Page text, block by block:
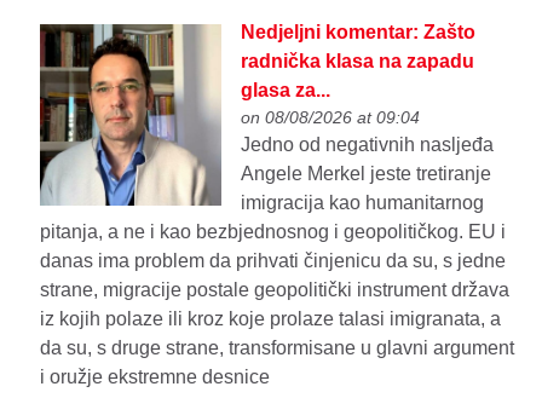
Nedjeljni komentar: Zašto
radnička klasa na zapadu
glasa za...
on 08/08/2026 at 09:04
Jedno od negativnih nasljeđa
Angele Merkel jeste tretiranje
imigracija kao humanitarnog
pitanja, a ne i kao bezbjednosnog i geopolitičkog. EU i
danas ima problem da prihvati činjenicu da su, s jedne
strane, migracije postale geopolitički instrument država
iz kojih polaze ili kroz koje prolaze talasi imigranata, a
da su, s druge strane, transformisane u glavni argument
i oružje ekstremne desnice